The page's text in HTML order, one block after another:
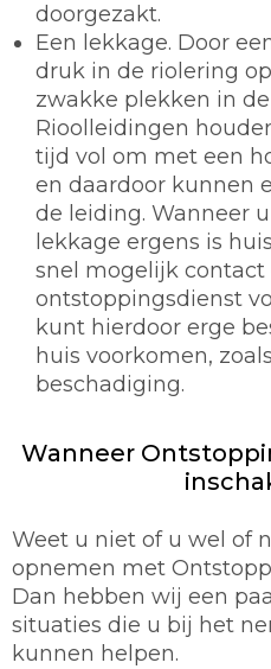
doorgezakt.
Een lekkage. Door
druk in de riolering
zwakke plekken in
Rioolleidingen
tijd vol om met een
en daardoor kunnen
de leiding. Wanneer
lekkage ergens is
snel mogelijk contact
ontstoppingsdienst
kunt hierdoor erge
huis voorkomen,
beschadiging.
Wanneer
Weet u niet of u wel of
opnemen met
Dan hebben wij een
situaties die u bij het
kunnen helpen.